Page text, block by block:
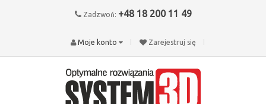
Zadzwoń: +48 18 200 11 49
Zarejestruj się
Moje konto